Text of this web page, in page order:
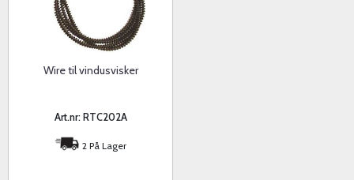
Wire til vindusvisker
Art.nr: RTC202A
2 På Lager